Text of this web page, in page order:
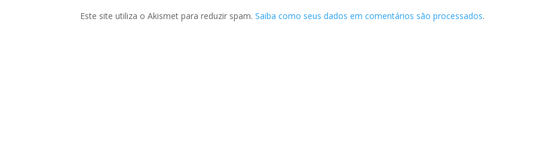
Este site utiliza o Akismet para reduzir spam.Saiba como seus dados em comentários são processados.